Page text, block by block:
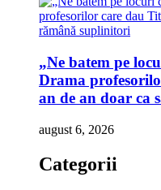
„Ne batem pe
Drama
an de an doar ca
august 6, 2026
Categorii